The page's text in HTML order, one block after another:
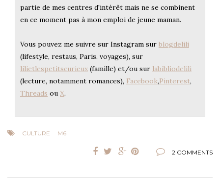
partie de mes centres d'intérêt mais ne se combinent
en ce moment pas à mon emploi de jeune maman.
Vous pouvez me suivre sur Instagram sur blogdelili
(lifestyle, restaus, Paris, voyages), sur
lilietlespetitscurieux (famille) et/ou sur labibliodelili
(lecture, notamment romances), Facebook,Pinterest,
Threads ou X.
CULTURE M6
2 COMMENTS